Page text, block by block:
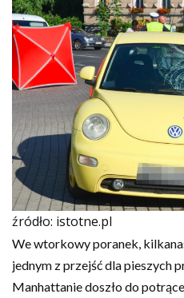
źródło: istotne.pl
We wtorkowy poranek,
jednym z przejść dla pieszych
Manhattanie doszło do